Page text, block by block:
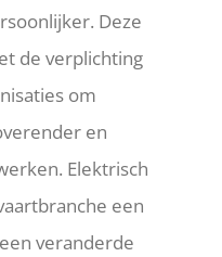
Deze
de verplichting
om
en
Elektrisch
een
veranderde